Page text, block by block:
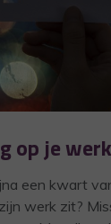
op je werk
een kwart
werk zit?